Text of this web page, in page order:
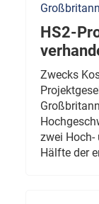
HS2-
Zwecks
zwei
Hälfte der